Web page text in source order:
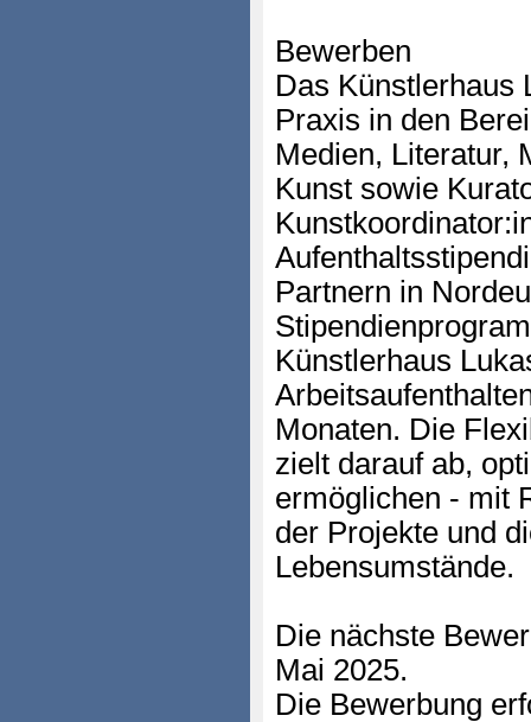
Bewerben
Das Künstlerhaus
Praxis in den
Medien, Literatur,
Kunst sowie
Partnern in
Künstlerhaus
Monaten. Die
zielt darauf ab,
ermöglichen - mit
der Projekte und
Lebensumstände.
Die nächste
Mai 2025.
Die Bewerbung